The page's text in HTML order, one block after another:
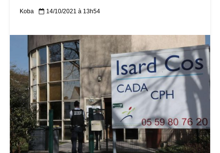
Koba 14/10/2021 à 13h54